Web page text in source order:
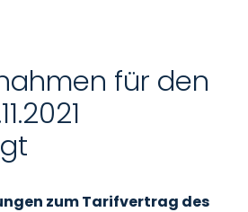
für den
zum Tarifvertrag des